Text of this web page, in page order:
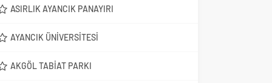
ASIRLIK AYANCIK PANAYIRI
AYANCIK ÜNIVERSITESI
AKGÖL TABIAT PARKI